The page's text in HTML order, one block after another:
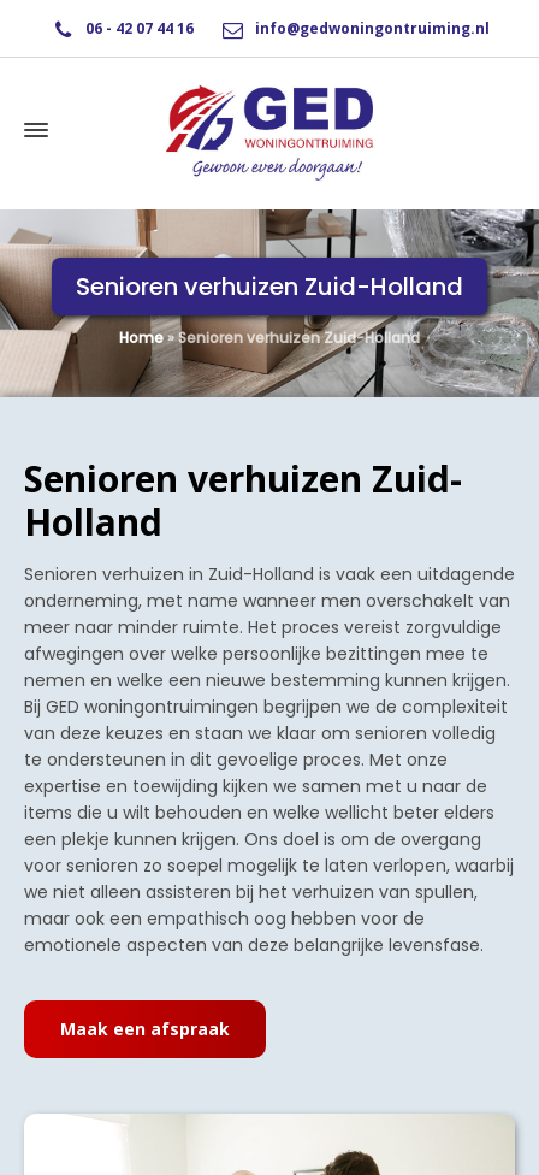
06 - 42 07 44 16 info@gedwoningontruiming.nl
Senioren verhuizen Zuid-Holland
Home»Senioren verhuizen Zuid-Holland
Senioren verhuizen Zuid-
Holland
Senioren verhuizen in Zuid-Holland is vaak een uitdagende
onderneming, met name wanneer men overschakelt van
meer naar minder ruimte. Het proces vereist zorgvuldige
afwegingen over welke persoonlijke bezittingen mee te
nemen en welke een nieuwe bestemming kunnen krijgen.
Bij GED woningontruimingen begrijpen we de complexiteit
van deze keuzes en staan we klaar om senioren volledig
te ondersteunen in dit gevoelige proces. Met onze
expertise en toewijding kijken we samen met u naar de
items die u wilt behouden en welke wellicht beter elders
een plekje kunnen krijgen. Ons doel is om de overgang
voor senioren zo soepel mogelijk te laten verlopen, waarbij
we niet alleen assisteren bij het verhuizen van spullen,
maar ook een empathisch oog hebben voor de
emotionele aspecten van deze belangrijke levensfase.
Maak een afspraak